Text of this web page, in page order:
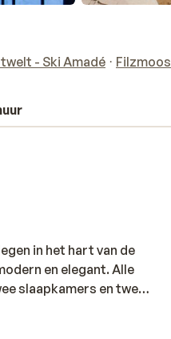
- Ski Amadé Filzmoos
in het hart van de
en elegant. Alle
slaapkamers en twee
terras met een eigen